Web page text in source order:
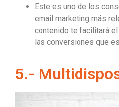
Este es uno de los
email marketing más
contenido te facilitará
las conversiones que
5.-